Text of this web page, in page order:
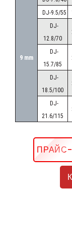
EA-DA(Ø500
FIN SPACING
ҮЛГІСІ
KARYER /
KARYER
MODEL
A
9 mm
DJ-9.5/55
DJ-
12.8/70
DJ-
15.7/85
DJ-
18.5/100
DJ-
21.6/115